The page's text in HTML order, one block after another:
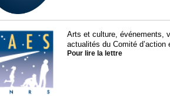
Arts et culture, événements,
actualités du Comité d’action
Pour lire la lettre